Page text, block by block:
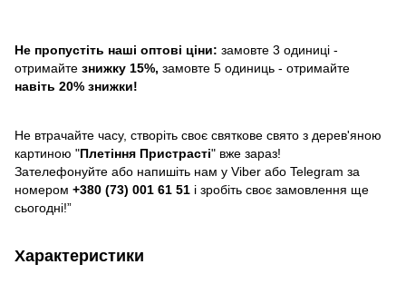
Не пропустіть наші оптові ціни: замовте 3 одиниці -
отримайте знижку 15%, замовте 5 одиниць - отримайте
навіть 20% знижки!
Не втрачайте часу, створіть своє святкове свято з дерев'яною
картиною "Плетіння Пристрасті" вже зараз!
Зателефонуйте або напишіть нам у Viber або Telegram за
номером +380 (73) 001 61 51 і зробіть своє замовлення ще
сьогодні!”
Характеристики